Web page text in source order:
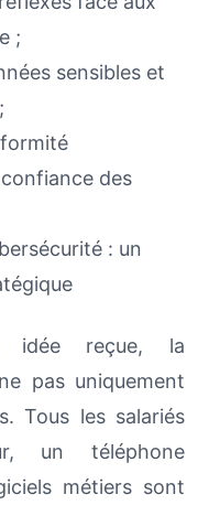
;
sensibles et
des
: un
idée reçue, la
pas uniquement
Tous les salariés
un téléphone
métiers sont